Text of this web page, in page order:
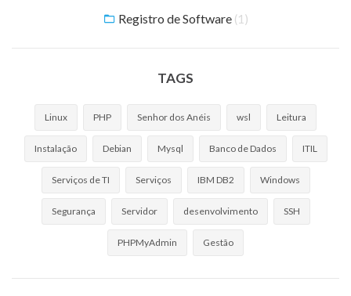
Registro de Software (1)
TAGS
Linux PHP Senhor dos Anéis wsl Leitura
Instalação Debian Mysql Banco de Dados ITIL
Serviços de TI Serviços IBM DB2 Windows
Segurança Servidor desenvolvimento SSH
PHPMyAdmin Gestão